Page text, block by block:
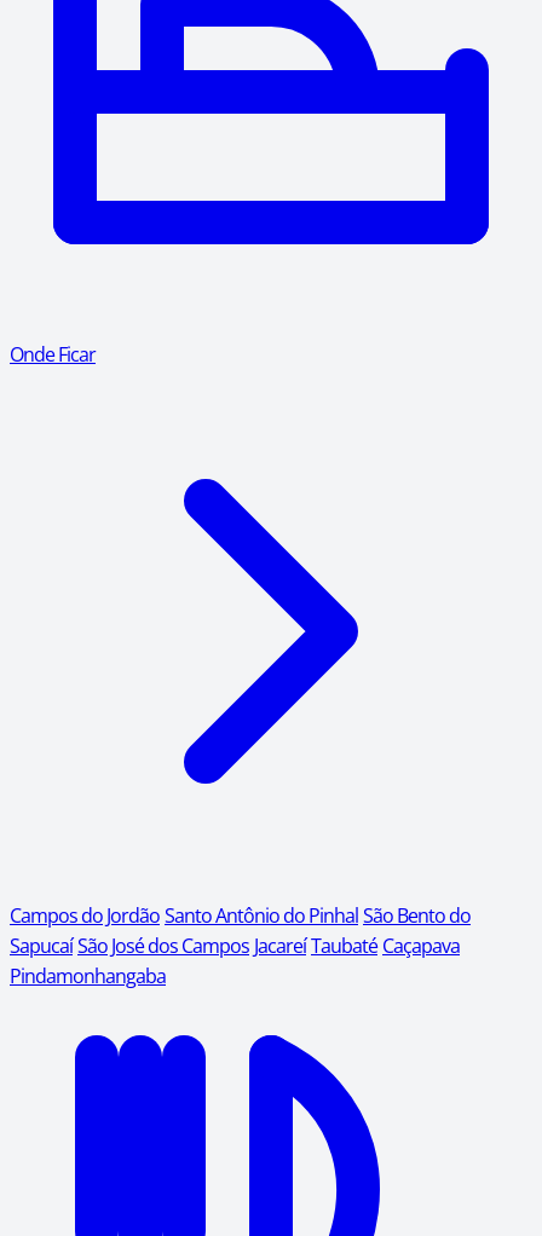
Onde Ficar
Campos do JordãoSanto Antônio do PinhalSão Bento do
SapucaíSão José dos Campos JacareíTaubaté Caçapava
Pindamonhangaba